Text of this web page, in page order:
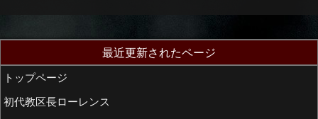
最近更新されたページ
トップページ
初代教区長ローレンス